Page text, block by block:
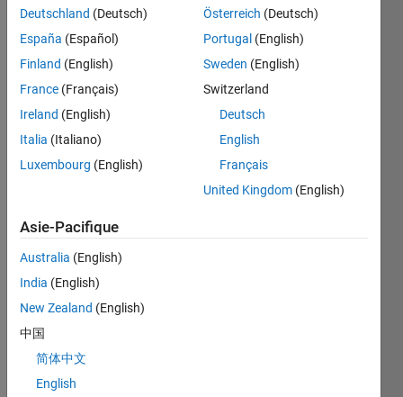
the
Sequence,
as
the
of all
positive
integers
and
with
wherein
any
appears
Deutschland (Deutsch)
España (Español)
Finland (English)
France (Français)
Ireland (English)
Italia (Italiano)
Luxembourg (English)
Österreich (Deutsch)
Portugal (English)
Sweden (English)
Switzerland
Deutsch
English
Français
United Kingdom (English)
Asie-Pacifique
Australia (English)
India (English)
New Zealand (English)
中国
简体中文
English